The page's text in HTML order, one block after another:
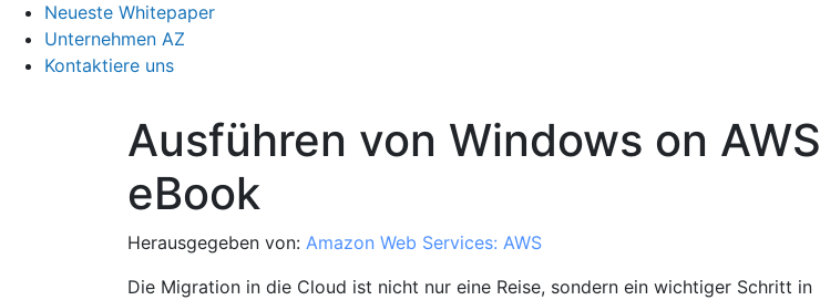
Neueste Whitepaper
Unternehmen AZ
Kontaktiere uns
Ausführen von Windows on AWS
eBook
Herausgegeben von: Amazon Web Services: AWS
Die Migration in die Cloud ist nicht nur eine Reise, sondern ein wichtiger Schritt in